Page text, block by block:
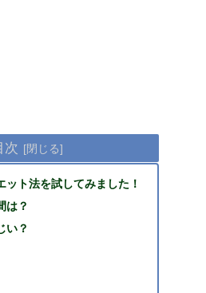
次
ット法を試してみました！
は？
い？